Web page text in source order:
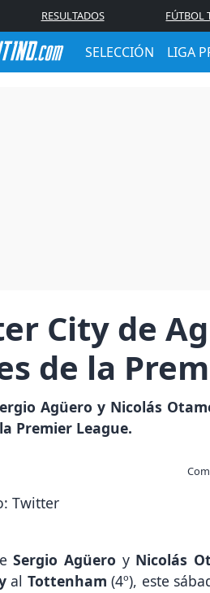
RESULTADOS FÚTBOL
SELECCIÓN LIGA
City de
de la
Agüero y Nicolás
Premier League.
Sergio Agüero y Nicolás
al Tottenham (4º), este